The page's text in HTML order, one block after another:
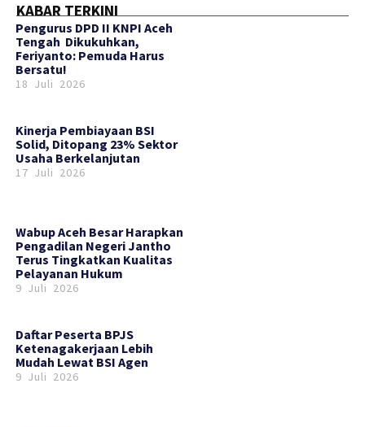
KABAR TERKINI
‎Pengurus DPD II KNPI Aceh
Tengah Dikukuhkan,
Feriyanto: Pemuda Harus
Bersatu!
18 Juli 2026
Kinerja Pembiayaan BSI
Solid, Ditopang 23% Sektor
Usaha Berkelanjutan
17 Juli 2026
Wabup Aceh Besar Harapkan
Pengadilan Negeri Jantho
Terus Tingkatkan Kualitas
Pelayanan Hukum
9 Juli 2026
Daftar Peserta BPJS
Ketenagakerjaan Lebih
Mudah Lewat BSI Agen
9 Juli 2026